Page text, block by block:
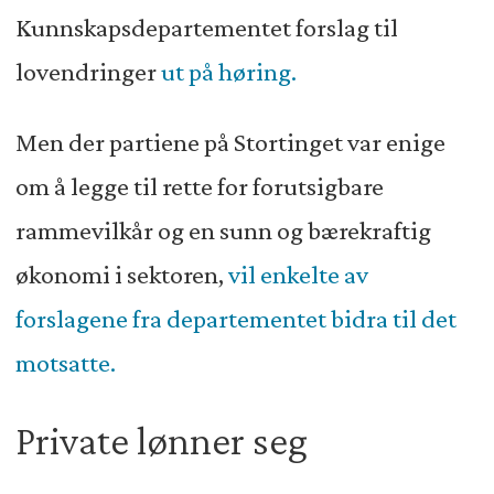
Kunnskapsdepartementet forslag til
lovendringerut på høring.
Men der partiene på Stortinget var enige
om å legge til rette for forutsigbare
rammevilkår og en sunn og bærekraftig
økonomi i sektoren,vil enkelte av
forslagene fra departementet bidra til det
motsatte.
Private lønner seg